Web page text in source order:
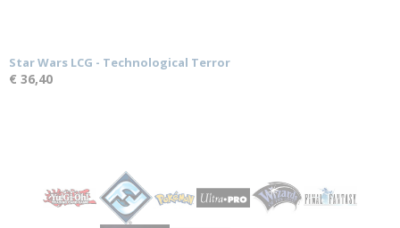
Star Wars LCG - Technological Terror
€ 36,40